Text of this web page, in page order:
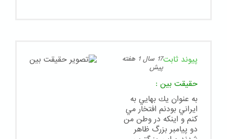
پیوند ثابت
17 سال 1 هفته
پیش
حقيقت بين :
به عنوان يك بهايي به
ايراني بودنم افتخار مي
كنم و اينكه در وطن من
دو پيامبر بزرگ ظاهر